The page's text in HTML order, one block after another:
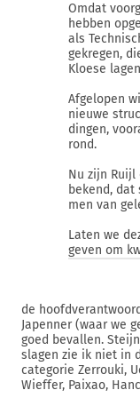
Omdat
hebben
als
gekregen,
Kloese
Afgelopen
nieuwe
dingen,
rond.
Nu zijn Ruijl
bekend,
men van
Laten we
geven om
de
Japenner (waar we
goed bevallen.
slagen zie ik niet in
categorie Zerrouki,
Wieffer, Paixao,